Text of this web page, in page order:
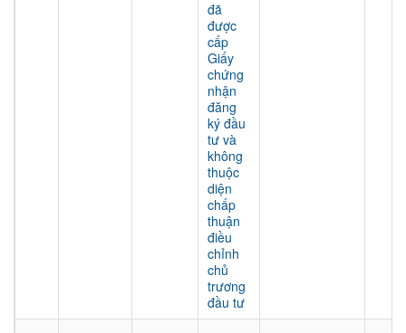
đã
được
cấp
Giấy
chứng
nhận
đăng
ký đầu
tư và
không
thuộc
diện
chấp
thuận
điều
chỉnh
chủ
trương
đầu tư